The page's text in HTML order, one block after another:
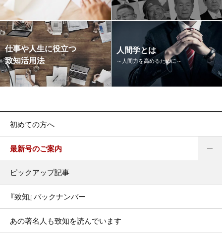
仕事や人生に役立つ
致知活用法
人間学とは
～人間力を高めるために～
初めての方へ
最新号のご案内
ピックアップ記事
『致知』バックナンバー
あの著名人も致知を読んでいます